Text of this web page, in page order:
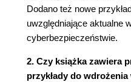
Dodano też nowe
uwzględniające aktualne
cyberbezpieczeństwie.
2. Czy książka zawiera
przykłady do